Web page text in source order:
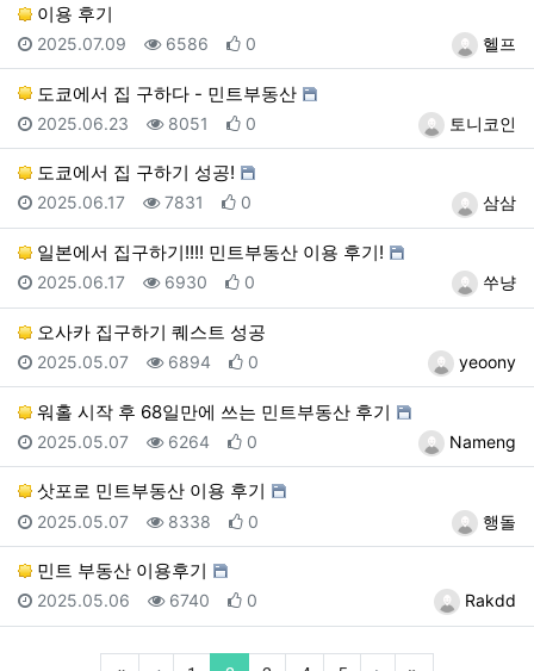
이용 후기
등록자헬프
등록일
2025.07.09 조회
6586 추천
0
도쿄에서 집 구하다 - 민트부동산
등록자토니코인
등록일
2025.06.23 조회
8051 추천
0
도쿄에서 집 구하기 성공!
등록자삼삼
등록일
2025.06.17 조회
7831 추천
0
일본에서 집구하기!!!! 민트부동산 이용 후기!
등록자쑤냥
등록일
2025.06.17 조회
6930 추천
0
오사카 집구하기 퀘스트 성공
등록자yeoony
등록일
2025.05.07 조회
6894 추천
0
워홀 시작 후 68일만에 쓰는 민트부동산 후기
등록자Nameng
등록일
2025.05.07 조회
6264 추천
0
삿포로 민트부동산 이용 후기
등록자행돌
등록일
2025.05.07 조회
8338 추천
0
민트 부동산 이용후기
등록자Rakdd
등록일
2025.05.06 조회
6740 추천
0